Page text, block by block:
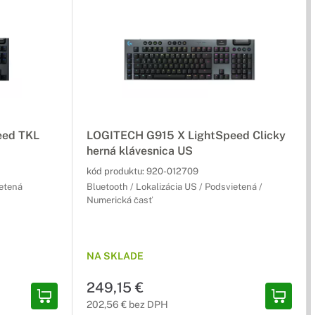
TKL
LOGITECH G915 X LightSpeed Clicky
herná klávesnica US
kód produktu: 920-012709
Bluetooth / Lokalizácia US / Podsvietená /
Numerická časť
NA SKLADE
249,15 €
202,56 € bez DPH